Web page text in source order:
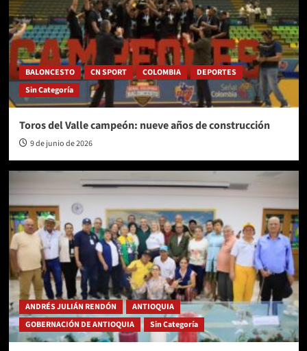
BALONCESTO CN SPORT COLOMBIA
DEPORTES
Sin Categoría
Toros del Valle campeón: nueve años de construcción
9 de junio de 2026
ANDRÉS JULIÁN RENDÓN
ANTIOQUIA
GOBERNACIÓN DE ANTIOQUIA
Sin Categoría